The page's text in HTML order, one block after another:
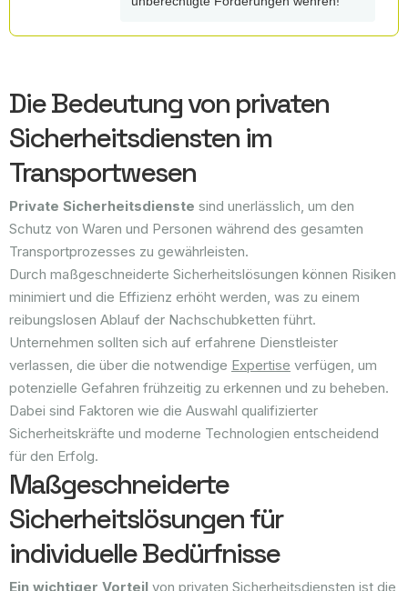
Die Bedeutung von privaten
Sicherheitsdiensten im
Transportwesen
Private Sicherheitsdienste sind unerlässlich, um den
Schutz von Waren und Personen während des gesamten
Transportprozesses zu gewährleisten.
Durch maßgeschneiderte Sicherheitslösungen können Risiken
minimiert und die Effizienz erhöht werden, was zu einem
reibungslosen Ablauf der Nachschubketten führt.
Unternehmen sollten sich auf erfahrene Dienstleister
verlassen, die über die notwendige Expertise verfügen, um
potenzielle Gefahren frühzeitig zu erkennen und zu beheben.
Dabei sind Faktoren wie die Auswahl qualifizierter
Sicherheitskräfte und moderne Technologien entscheidend
für den Erfolg.
Maßgeschneiderte
Sicherheitslösungen für
individuelle Bedürfnisse
Ein wichtiger Vorteil von privaten Sicherheitsdiensten ist die